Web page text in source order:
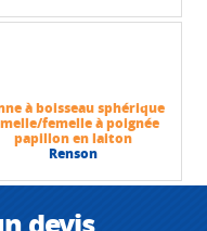
à boisseau sphérique
femelle à poignée
papillon en laiton
Renson